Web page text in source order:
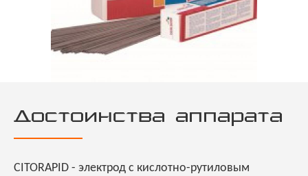
Достоинства аппарата
CITORAPID - электрод с кислотно-рутиловым